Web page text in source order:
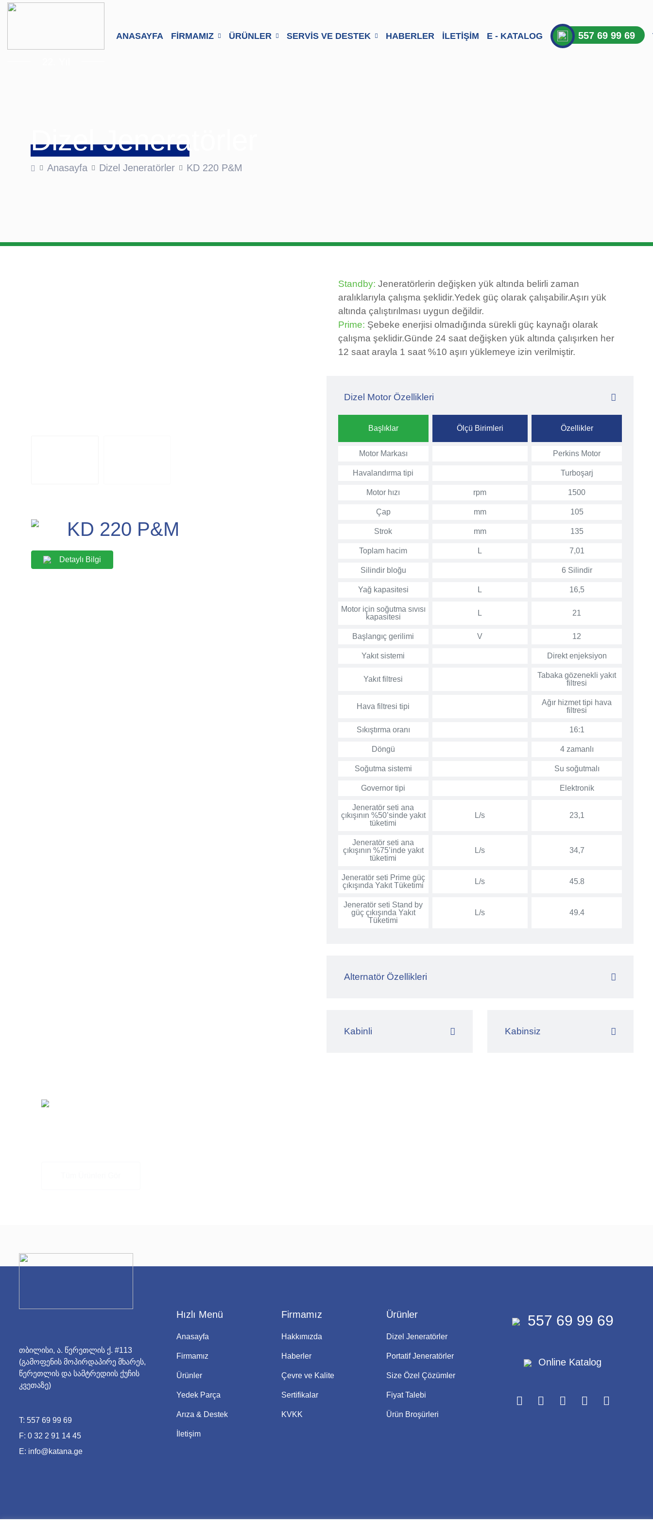
ANASAYFA FİRMAMIZ ÜRÜNLER SERVİS VE DESTEK HABERLER İLETİŞİM E - KATALOG 557 69 99 69
Dizel Jeneratörler
Anasayfa Dizel Jeneratörler KD 220 P&M
KD 220 P&M
Detaylı Bilgi
Standby: Jeneratörlerin değişken yük altında belirli zaman
aralıklarıyla çalışma şeklidir.Yedek güç olarak çalışabilir.Aşırı yük
altında çalıştırılması uygun değildir.
Prime: Şebeke enerjisi olmadığında sürekli güç kaynağı olarak
çalışma şeklidir.Günde 24 saat değişken yük altında çalışırken her
12 saat arayla 1 saat %10 aşırı yüklemeye izin verilmiştir.
Dizel Motor Özellikleri
Başlıklar Ölçü Birimleri Özellikler
Motor Markası Perkins Motor
Havalandırma tipi Turboşarj
Motor hızı rpm 1500
Çap mm 105
Strok mm 135
Toplam hacim L 7,01
Silindir bloğu 6 Silindir
Yağ kapasitesi L 16,5
Motor için soğutma sıvısı
kapasitesi
L 21
Başlangıç gerilimi V 12
Yakıt sistemi Direkt enjeksiyon
Yakıt filtresi
Tabaka gözenekli yakıt
filtresi
Hava filtresi tipi
Ağır hizmet tipi hava
filtresi
Sıkıştırma oranı 16:1
Döngü 4 zamanlı
Soğutma sistemi Su soğutmalı
Governor tipi Elektronik
Jeneratör seti ana
çıkışının %50’sinde yakıt
tüketimi
L/s 23,1
Jeneratör seti ana
çıkışının %75’inde yakıt
tüketimi
L/s 34,7
Jeneratör seti Prime güç
çıkışında Yakıt Tüketimi
L/s 45.8
Jeneratör seti Stand by
güç çıkışında Yakıt
Tüketimi
L/s 49.4
Alternatör Özellikleri
Kabinli Kabinsiz
თბილისი, ა. წერეთლის ქ. #113
(გამოფენის მოპირდაპირე მხარეს,
წერეთლის და სამტრედიის ქუჩის
კვეთაზე)
T: 557 69 99 69
F: 0 32 2 91 14 45
E: info@katana.ge
Hızlı Menü
Anasayfa
Firmamız
Ürünler
Yedek Parça
Arıza & Destek
İletişim
Firmamız
Hakkımızda
Haberler
Çevre ve Kalite
Sertifikalar
KVKK
Ürünler
Dizel Jeneratörler
Portatif Jeneratörler
Size Özel Çözümler
Fiyat Talebi
Ürün Broşürleri
557 69 99 69
Online Katalog